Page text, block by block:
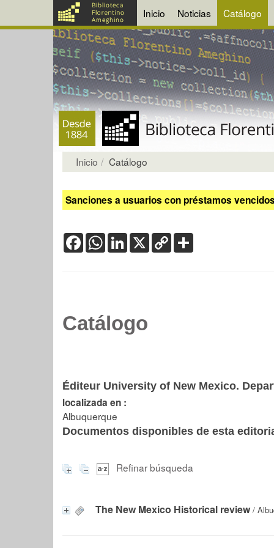
Inicio Noticias Catálogo
Inicio Catálogo
Sanciones a usuarios con préstamos
FacebookWhatsApp
LinkedIn
X Copy
Link
Catálogo
Éditeur University of New Mexico.
localizada en :
Albuquerque
Documentos disponibles de esta
Refinar búsqueda
The New Mexico Historical review /